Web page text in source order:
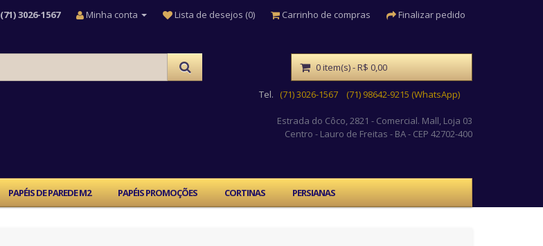
(71) 3026-1567 Minha conta Lista de desejos (0) Carrinho de compras Finalizar pedido
Tel. (71) 3026-1567 (71) 98642-9215 (WhatsApp)
Estrada do Côco, 2821 - Comercial. Mall, Loja 03
Centro - Lauro de Freitas - BA - CEP 42702-400
0 item(s) - R$ 0,00
PAPÉIS DE PAREDE M2 PAPÉIS PROMOÇÕES CORTINAS PERSIANAS